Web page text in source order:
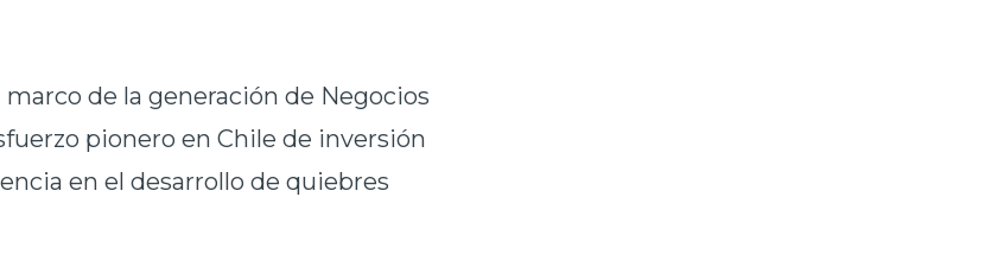
de la generación de Negocios
pionero en Chile de inversión
en el desarrollo de quiebres